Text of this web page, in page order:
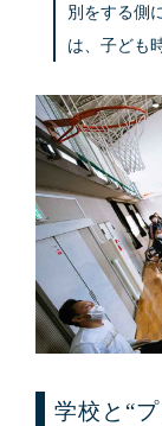
別をする側
は、子ども
学校と“